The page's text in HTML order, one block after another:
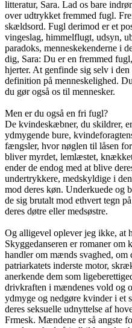
litteratur, Sara. Lad os bare
over udtrykket fremmed fugl.
skældsord. Fugl derimod er et
vingeslag, himmelflugt, udsyn,
paradoks, menneskekenderne i
dig, Sara: Du er en fremmed
hjerter. At genfinde sig selv i
definition på menneskelighed.
du gør også os til mennesker.
Men er du også en fri fugl?
De kvindeskæbner, du skildrer,
ydmygende bure,
fængsler, hvor nøglen til låsen
bliver myrdet, lemlæstet,
ender de endog med at blive
undertrykkere, medskyldige i
mod deres køn. Underkuede og
de sig brutalt mod ethvert tegn
deres døtre eller medsøstre.
Og alligevel oplever jeg ikke, at
Skyggedanseren er romaner om
handler om mænds svaghed, om
patriarkatets inderste motor,
anerkende dem som
drivkraften i mændenes vold og
ydmyge og nedgøre kvinder i et
deres seksuelle udnyttelse af
Frmesk. Mændene er så angste